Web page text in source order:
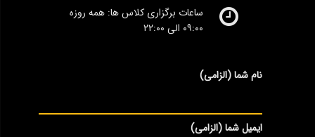
ساعات برگزاری کلاس ها: همه روزه
۰۹:۰۰ الی ۲۲:۰۰
نام شما (الزامی)
ایمیل شما (الزامی)